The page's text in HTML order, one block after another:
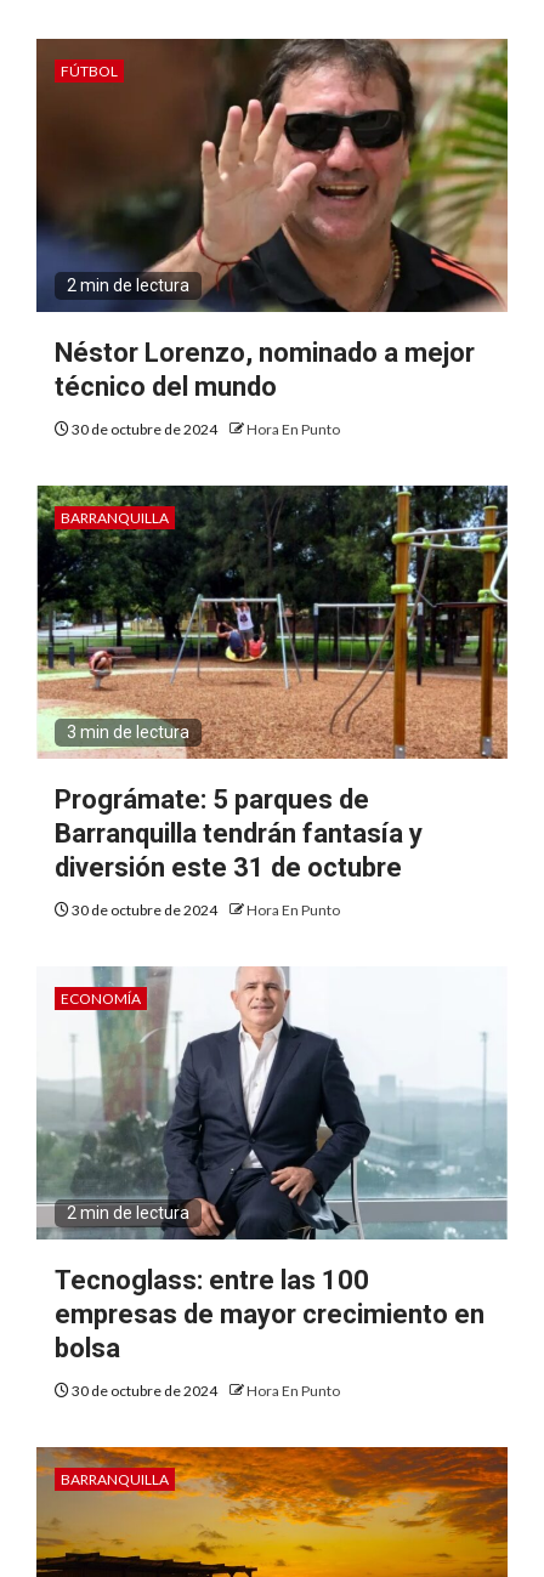
FÚTBOL
2 min de lectura
Néstor Lorenzo, nominado a mejor
técnico del mundo
30 de octubre de 2024 Hora En Punto
BARRANQUILLA
3 min de lectura
Prográmate: 5 parques de
Barranquilla tendrán fantasía y
diversión este 31 de octubre
30 de octubre de 2024 Hora En Punto
ECONOMÍA
2 min de lectura
Tecnoglass: entre las 100
empresas de mayor crecimiento en
bolsa
30 de octubre de 2024 Hora En Punto
BARRANQUILLA